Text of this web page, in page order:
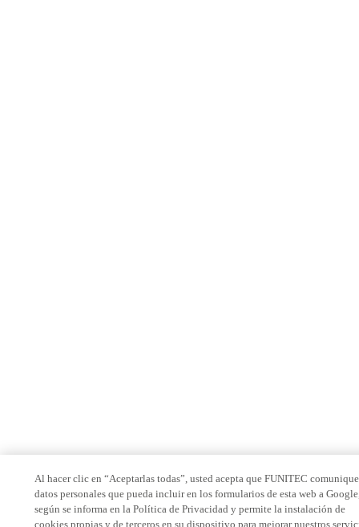
Al hacer clic en “Aceptarlas todas”, usted acepta que FUNITEC
datos personales que pueda incluir en los formularios de esta web a
según se informa en la Política de Privacidad y permite la instalación de
cookies propias y de terceros en su dispositivo para mejorar nuestros